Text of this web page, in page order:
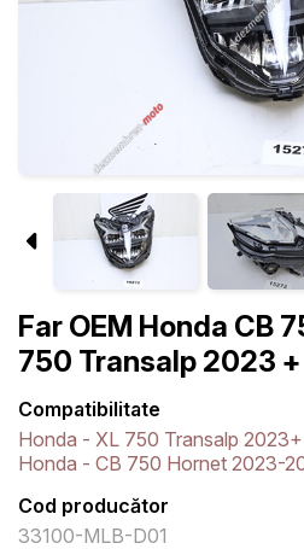
Far OEM Honda CB
750 Transalp 2023 +
Compatibilitate
Honda - XL 750 Transalp 2023+
Honda - CB 750 Hornet 2023-
Cod producător
33100-MLB-D01